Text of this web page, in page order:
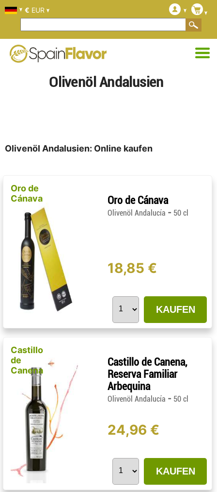
Olivenöl Andalusien
Olivenöl Andalusien: Online kaufen
Oro de
Cánava
Oro de Cánava
Olivenöl Andalucía - 50 cl
18,85 €
KAUFEN
Castillo
de
Canena
Castillo de Canena,
Reserva Familiar
Arbequina
Olivenöl Andalucía - 50 cl
24,96 €
KAUFEN
€ EUR